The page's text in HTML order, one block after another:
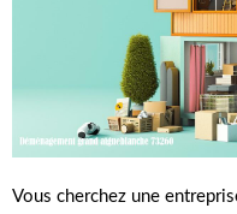
Vous cherchez une